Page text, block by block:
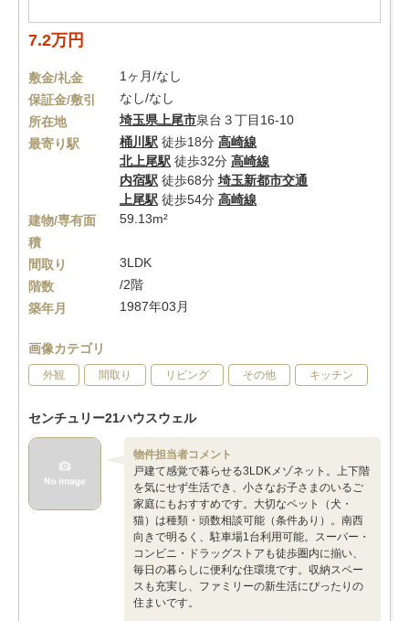
7.2万円
敷金/礼金
1ヶ月/なし
保証金/敷引
なし/なし
所在地
埼玉県 上尾市泉台３丁目16-10
最寄り駅
桶川駅 徒歩18分 高崎線
北上尾駅 徒歩32分 高崎線
内宿駅 徒歩68分 埼玉新都市交通
上尾駅 徒歩54分 高崎線
建物/専有面
積
59.13m²
間取り
3LDK
階数
/2階
築年月
1987年03月
画像カテゴリ
外観 間取り リビング その他 キッチン
センチュリー21ハウスウェル
物件担当者コメント
戸建て感覚で暮らせる3LDKメゾネット。上下階
を気にせず生活でき、小さなお子さまのいるご
家庭にもおすすめです。大切なペット（犬・
猫）は種類・頭数相談可能（条件あり）。南西
向きで明るく、駐車場1台利用可能。スーパー・
コンビニ・ドラッグストアも徒歩圏内に揃い、
毎日の暮らしに便利な住環境です。収納スペー
スも充実し、ファミリーの新生活にぴったりの
住まいです。